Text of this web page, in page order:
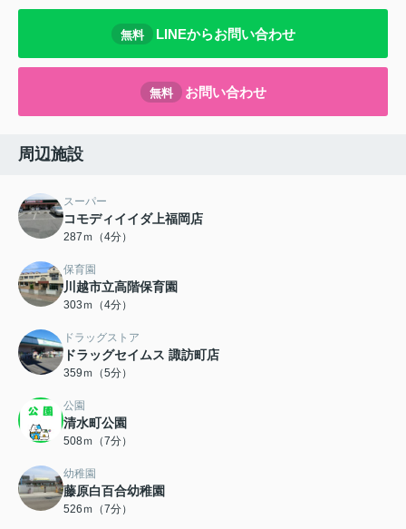
無料 LINEからお問い合わせ
無料 お問い合わせ
周辺施設
スーパー
コモディイイダ上福岡店
287ｍ（4分）
保育園
川越市立高階保育園
303ｍ（4分）
ドラッグストア
ドラッグセイムス 諏訪町店
359ｍ（5分）
公園
清水町公園
508ｍ（7分）
幼稚園
藤原白百合幼稚園
526ｍ（7分）